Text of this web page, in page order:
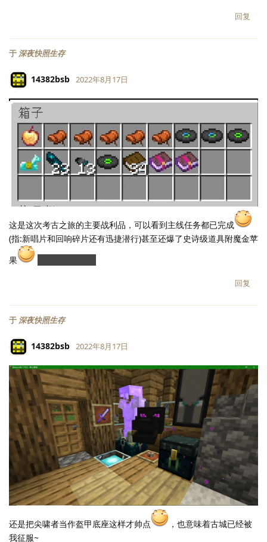
回复
于 深夜快照生存
14382bsb 2022年8月17日
这是这次考古之旅的主要战利品，可以看到主线任务都已完成
(指:新唱片和回响碎片还有迅捷潜行)甚至还爆了史诗级道具附魔金苹
果
回复
于 深夜快照生存
14382bsb
LV. 118
2022年8月17日
还是把尖啸者当作盔甲底座这样才帅点
，也意味着古城已经被
我征服~